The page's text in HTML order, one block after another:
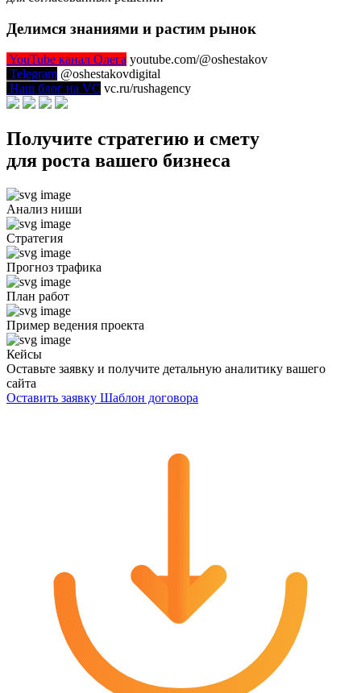
Делимся знаниями и растим рынок
YouTube канал Олега youtube.com/@oshestakov
Telegram @oshestakovdigital
Наш блог на VC vc.ru/rushagency
Получите стратегию и смету
для роста вашего бизнеса
Анализ ниши
Стратегия
Прогноз трафика
План работ
Пример ведения проекта
Кейсы
Оставьте заявку и получите детальную аналитику вашего
сайта
Оставить заявку Шаблон договора